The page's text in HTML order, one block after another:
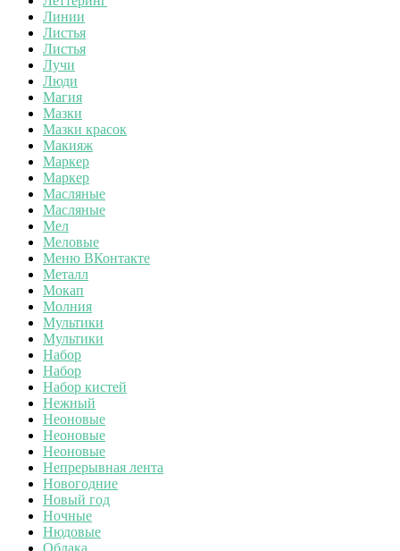
Линии
Листья
Листья
Лучи
Люди
Магия
Мазки
Мазки красок
Макияж
Маркер
Маркер
Масляные
Масляные
Мел
Меловые
Меню ВКонтакте
Металл
Мокап
Молния
Мультики
Мультики
Набор
Набор
Набор кистей
Нежный
Неоновые
Неоновые
Неоновые
Непрерывная лента
Новогодние
Новый год
Ночные
Нюдовые
Облака